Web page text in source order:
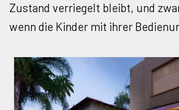
Zustand verriegelt bleibt, und
wenn die Kinder mit ihrer